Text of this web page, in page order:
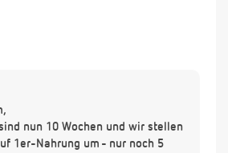
nun 10 Wochen und wir stellen
1er-Nahrung um - nur noch 5